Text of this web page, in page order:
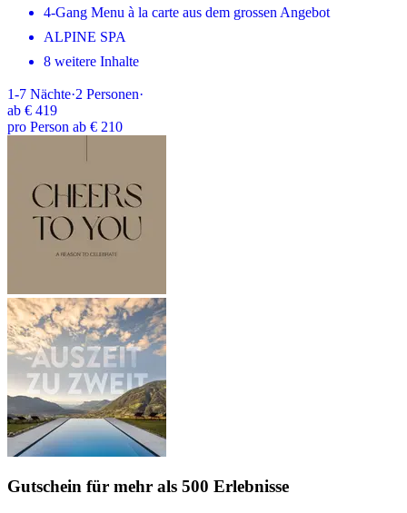
4-Gang Menu à la carte aus dem grossen Angebot
ALPINE SPA
8 weitere Inhalte
1-7 Nächte·2 Personen·
ab € 419
pro Person ab € 210
Gutschein für mehr als 500 Erlebnisse